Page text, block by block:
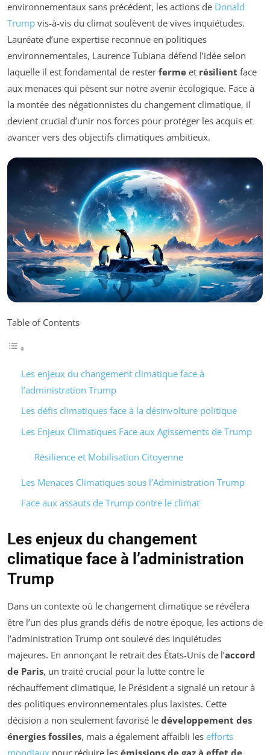
environnementaux sans précédent, les actions de Donald
Trump vis-à-vis du climat soulèvent de vives inquiétudes.
Lauréate d’une expertise reconnue en politiques
environnementales, Laurence Tubiana défend l’idée selon
laquelle il est fondamental de rester ferme et résilient face
aux menaces qui pèsent sur notre avenir écologique. Face à
la montée des négationnistes du changement climatique, il
devient crucial d’unir nos forces pour protéger les acquis et
avancer vers des objectifs climatiques ambitieux.
Table of Contents
Les enjeux du changement climatique face à
l’administration Trump
Les défis climatiques face à la désinvolture politique
Les Enjeux Climatiques Face aux Agissements de Trump
Résilience et Mobilisation Citoyenne
Les Menaces Climatiques sous l’Administration Trump
Face aux assauts de Trump contre le climat
Les enjeux du changement
climatique face à l’administration
Trump
Dans un contexte où le changement climatique se révélera
être l’un des plus grands défis de notre époque, les actions de
l’administration Trump ont soulevé des inquiétudes
majeures. En annonçant le retrait des États-Unis de l’accord
de Paris, un traité crucial pour la lutte contre le
réchauffement climatique, le Président a signalé un retour à
des politiques environnementales plus laxistes. Cette
décision a non seulement favorisé le développement des
énergies fossiles, mais a également affaibli les efforts